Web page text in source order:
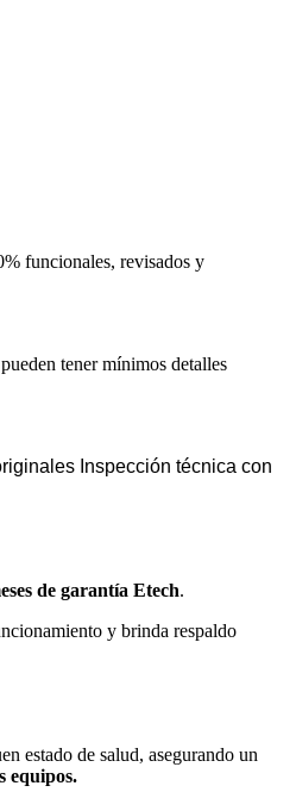
funcionales, revisados y
tener mínimos detalles
Inspección técnica con
de garantía Etech.
y brinda respaldo
estado de salud, asegurando un
equipos.